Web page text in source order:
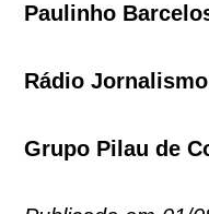
Paulinho
Rádio
Grupo Pilau de